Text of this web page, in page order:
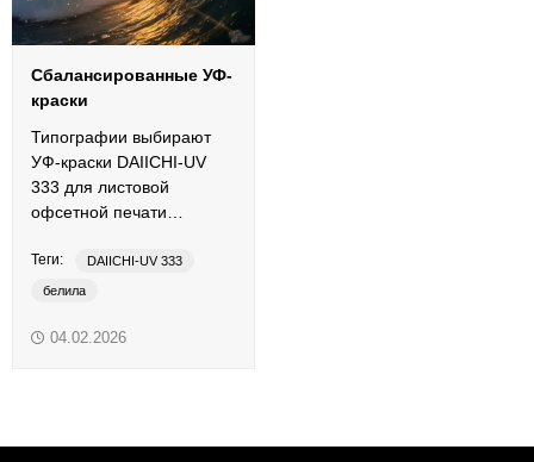
Сбалансированные УФ-
краски
Типографии выбирают
УФ-краски DAIICHI-UV
333 для листовой
офсетной печати
Теги: DAIICHI-UV 333
белила
04.02.2026